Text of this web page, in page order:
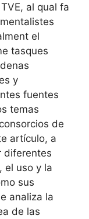
al qual fa
el
tasques
y
fuentes
temas
de
artículo, a
diferentes
el uso y la
sus
analiza la
de las